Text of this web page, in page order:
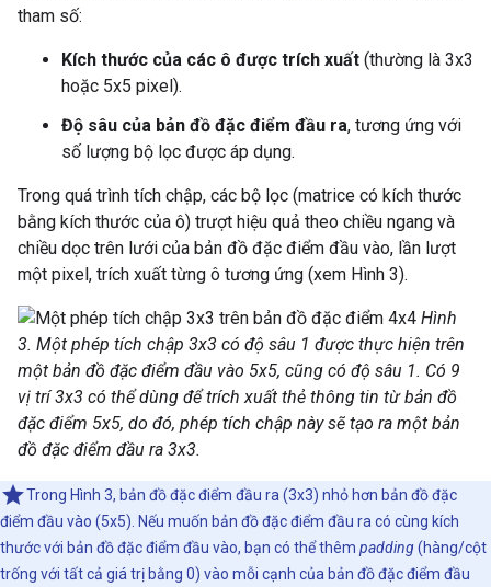
tham số:
Kích thước của các ô được trích xuất (thường là 3x3
hoặc 5x5 pixel).
Độ sâu của bản đồ đặc điểm đầu ra, tương ứng với
số lượng bộ lọc được áp dụng.
Trong quá trình tích chập, các bộ lọc (matrice có kích thước
bằng kích thước của ô) trượt hiệu quả theo chiều ngang và
chiều dọc trên lưới của bản đồ đặc điểm đầu vào, lần lượt
một pixel, trích xuất từng ô tương ứng (xem Hình 3).
Hình
3. Một phép tích chập 3x3 có độ sâu 1 được thực hiện trên
một bản đồ đặc điểm đầu vào 5x5, cũng có độ sâu 1. Có 9
vị trí 3x3 có thể dùng để trích xuất thẻ thông tin từ bản đồ
đặc điểm 5x5, do đó, phép tích chập này sẽ tạo ra một bản
đồ đặc điểm đầu ra 3x3.
Trong Hình 3, bản đồ đặc điểm đầu ra (3x3) nhỏ hơn bản đồ đặc
điểm đầu vào (5x5). Nếu muốn bản đồ đặc điểm đầu ra có cùng kích
thước với bản đồ đặc điểm đầu vào, bạn có thể thêm padding(hàng/cột
trống với tất cả giá trị bằng 0) vào mỗi cạnh của bản đồ đặc điểm đầu